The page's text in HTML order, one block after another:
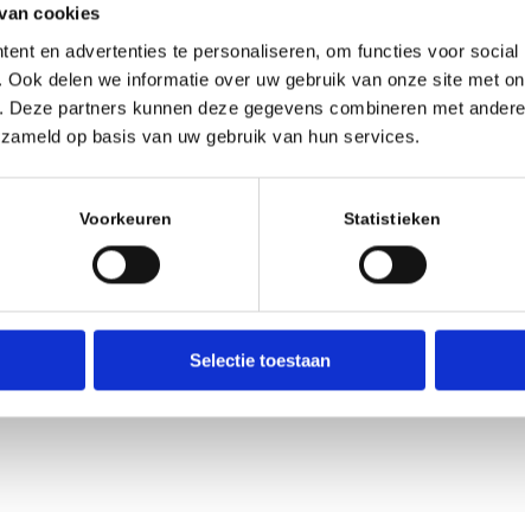
cookies
en advertenties te personaliseren, om functies voor
delen we informatie over uw gebruik van onze site met
Deze partners kunnen deze gegevens combineren met
op basis van uw gebruik van hun services.
Voorkeuren Statistieken
Selectie toestaan